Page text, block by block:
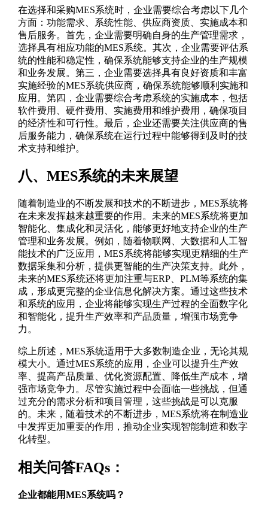
在选择和采购MES系统时，企业需要综合考虑以下几个
方面：功能需求、系统性能、供应商资质、实施成本和
售后服务。首先，企业需要明确自身的生产管理需求，
选择具有相应功能的MES系统。其次，企业需要评估系
统的性能和稳定性，确保系统能够支持企业的生产规模
和业务发展。第三，企业需要选择具有良好资质和丰富
实施经验的MES系统供应商，确保系统能够顺利实施和
应用。第四，企业需要综合考虑系统的实施成本，包括
软件费用、硬件费用、实施费用和维护费用，确保项目
的经济性和可行性。最后，企业还需要关注供应商的售
后服务能力，确保系统在运行过程中能够得到及时的技
术支持和维护。
八、MES系统的未来展望
随着制造业的不断发展和技术的不断进步，MES系统将
在未来发挥越来越重要的作用。未来的MES系统将更加
智能化、集成化和灵活化，能够更好地支持企业的生产
管理和业务发展。例如，随着物联网、大数据和人工智
能技术的广泛应用，MES系统将能够实现更精细的生产
数据采集和分析，提供更智能的生产决策支持。此外，
未来的MES系统还将更加注重与ERP、PLM等系统的集
成，形成更完整的企业信息化解决方案。通过这些技术
和系统的应用，企业将能够实现生产过程的全面数字化
和智能化，提升生产效率和产品质量，增强市场竞争
力。
综上所述，MES系统适用于大多数制造企业，无论其规
模大小。通过MES系统的应用，企业可以提升生产效
率、提高产品质量、优化资源配置、降低生产成本，增
强市场竞争力。尽管实施过程中会面临一些挑战，但通
过充分的需求分析和项目管理，这些挑战是可以克服
的。未来，随着技术的不断进步，MES系统将在制造业
中发挥更加重要的作用，推动企业实现智能制造和数字
化转型。
相关问答FAQs：
企业都能用MES系统吗？